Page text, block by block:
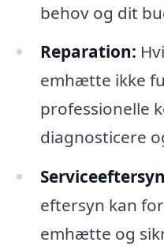
behov og dit
Reparation:
emhætte ikke
professionelle
diagnosticere
eftersyn kan
emhætte og